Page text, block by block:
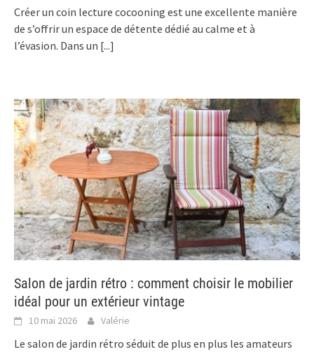
Créer un coin lecture cocooning est une excellente manière
de s’offrir un espace de détente dédié au calme et à
l’évasion. Dans un [...]
Salon de jardin rétro : comment choisir le mobilier
idéal pour un extérieur vintage
10 mai 2026 Valérie
Le salon de jardin rétro séduit de plus en plus les amateurs